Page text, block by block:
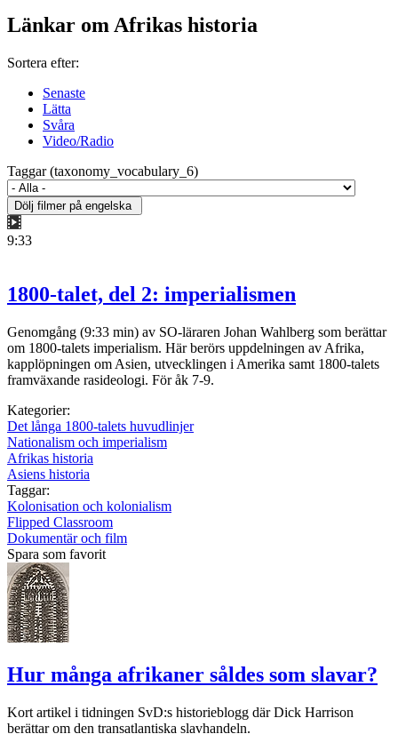
Länkar om Afrikas historia
Sortera efter:
Senaste
Lätta
Svåra
Video/Radio
Taggar (taxonomy_vocabulary_6)
9:33
1800-talet, del 2: imperialismen
Genomgång (9:33 min) av SO-läraren Johan Wahlberg som berättar
om 1800-talets imperialism. Här berörs uppdelningen av Afrika,
kapplöpningen om Asien, utvecklingen i Amerika samt 1800-talets
framväxande rasideologi. För åk 7-9.
Kategorier:
Det långa 1800-talets huvudlinjer
Nationalism och imperialism
Afrikas historia
Asiens historia
Taggar:
Kolonisation och kolonialism
Flipped Classroom
Dokumentär och film
Spara som favorit
Hur många afrikaner såldes som slavar?
Kort artikel i tidningen SvD:s historieblogg där Dick Harrison
berättar om den transatlantiska slavhandeln.